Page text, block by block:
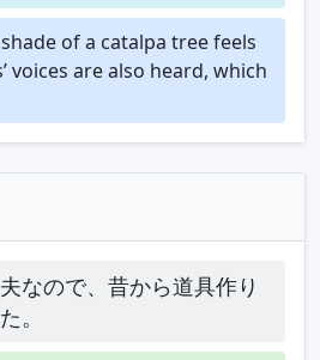
of a catalpa tree feels
voices are also heard, which
なので、昔から道具作り
。